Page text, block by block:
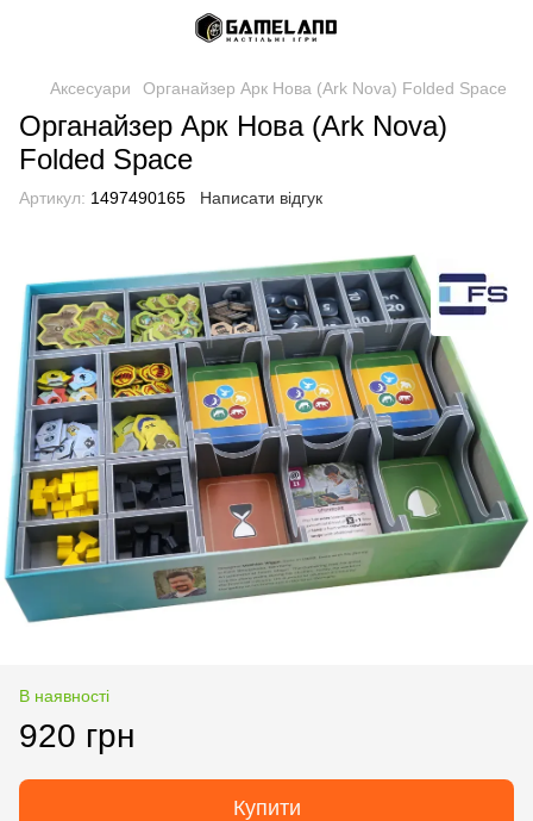
Аксесуари Органайзер Арк Нова (Ark Nova) Folded Space
Органайзер Арк Нова (Ark Nova)
Folded Space
Артикул: 1497490165 Написати відгук
В наявності
920 грн
Купити